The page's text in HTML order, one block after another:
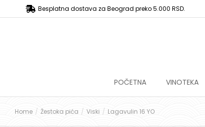
Besplatna dostava za Beograd preko 5.000 RSD.
POČETNA VINOTEKA
You are here:
Home Žestoka pića Viski Lagavulin 16 YO